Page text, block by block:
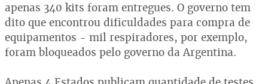
apenas 340 kits foram entregues. O governo tem
dito que encontrou dificuldades para compra de
equipamentos - mil respiradores, por exemplo,
foram bloqueados pelo governo da Argentina.